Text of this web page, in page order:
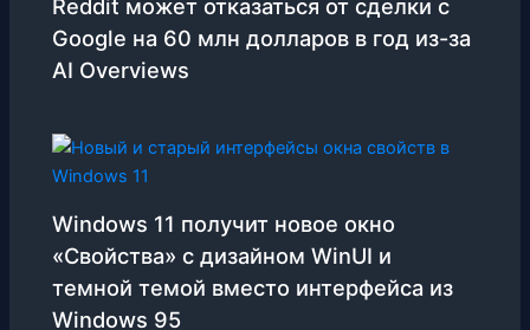
Reddit может отказаться от сделки с
Google на 60 млн долларов в год из-за
AI Overviews
Windows 11 получит новое окно
«Свойства» с дизайном WinUI и
темной темой вместо интерфейса из
Windows 95